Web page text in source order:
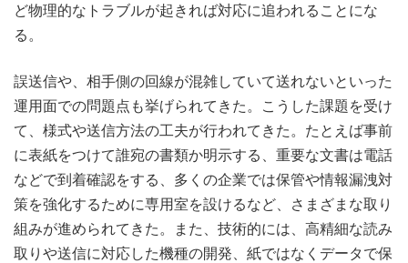
ど物理的なトラブルが起きれば対応に追われることにな
る。
誤送信や、相手側の回線が混雑していて送れないといった
運用面での問題点も挙げられてきた。こうした課題を受け
て、様式や送信方法の工夫が行われてきた。たとえば事前
に表紙をつけて誰宛の書類か明示する、重要な文書は電話
などで到着確認をする、多くの企業では保管や情報漏洩対
策を強化するために専用室を設けるなど、さまざまな取り
組みが進められてきた。また、技術的には、高精細な読み
取りや送信に対応した機種の開発、紙ではなくデータで保